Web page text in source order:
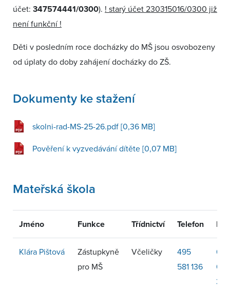
účet: 347574441/0300). ! starý účet 230315016/0300 již
není funkční !
Děti v posledním roce docházky do MŠ jsou osvobozeny
od úplaty do doby zahájení docházky do ZŠ.
Dokumenty ke stažení
skolni-rad-MS-25-26.pdf [0,36 MB]
Pověření k vyzvedávání dítěte [0,07 MB]
Mateřská škola
Jméno Funkce Třídnictví Telefon
Klára Pištová
Zástupkyně
pro MŠ
Včeličky
495
581 136
605
001
322